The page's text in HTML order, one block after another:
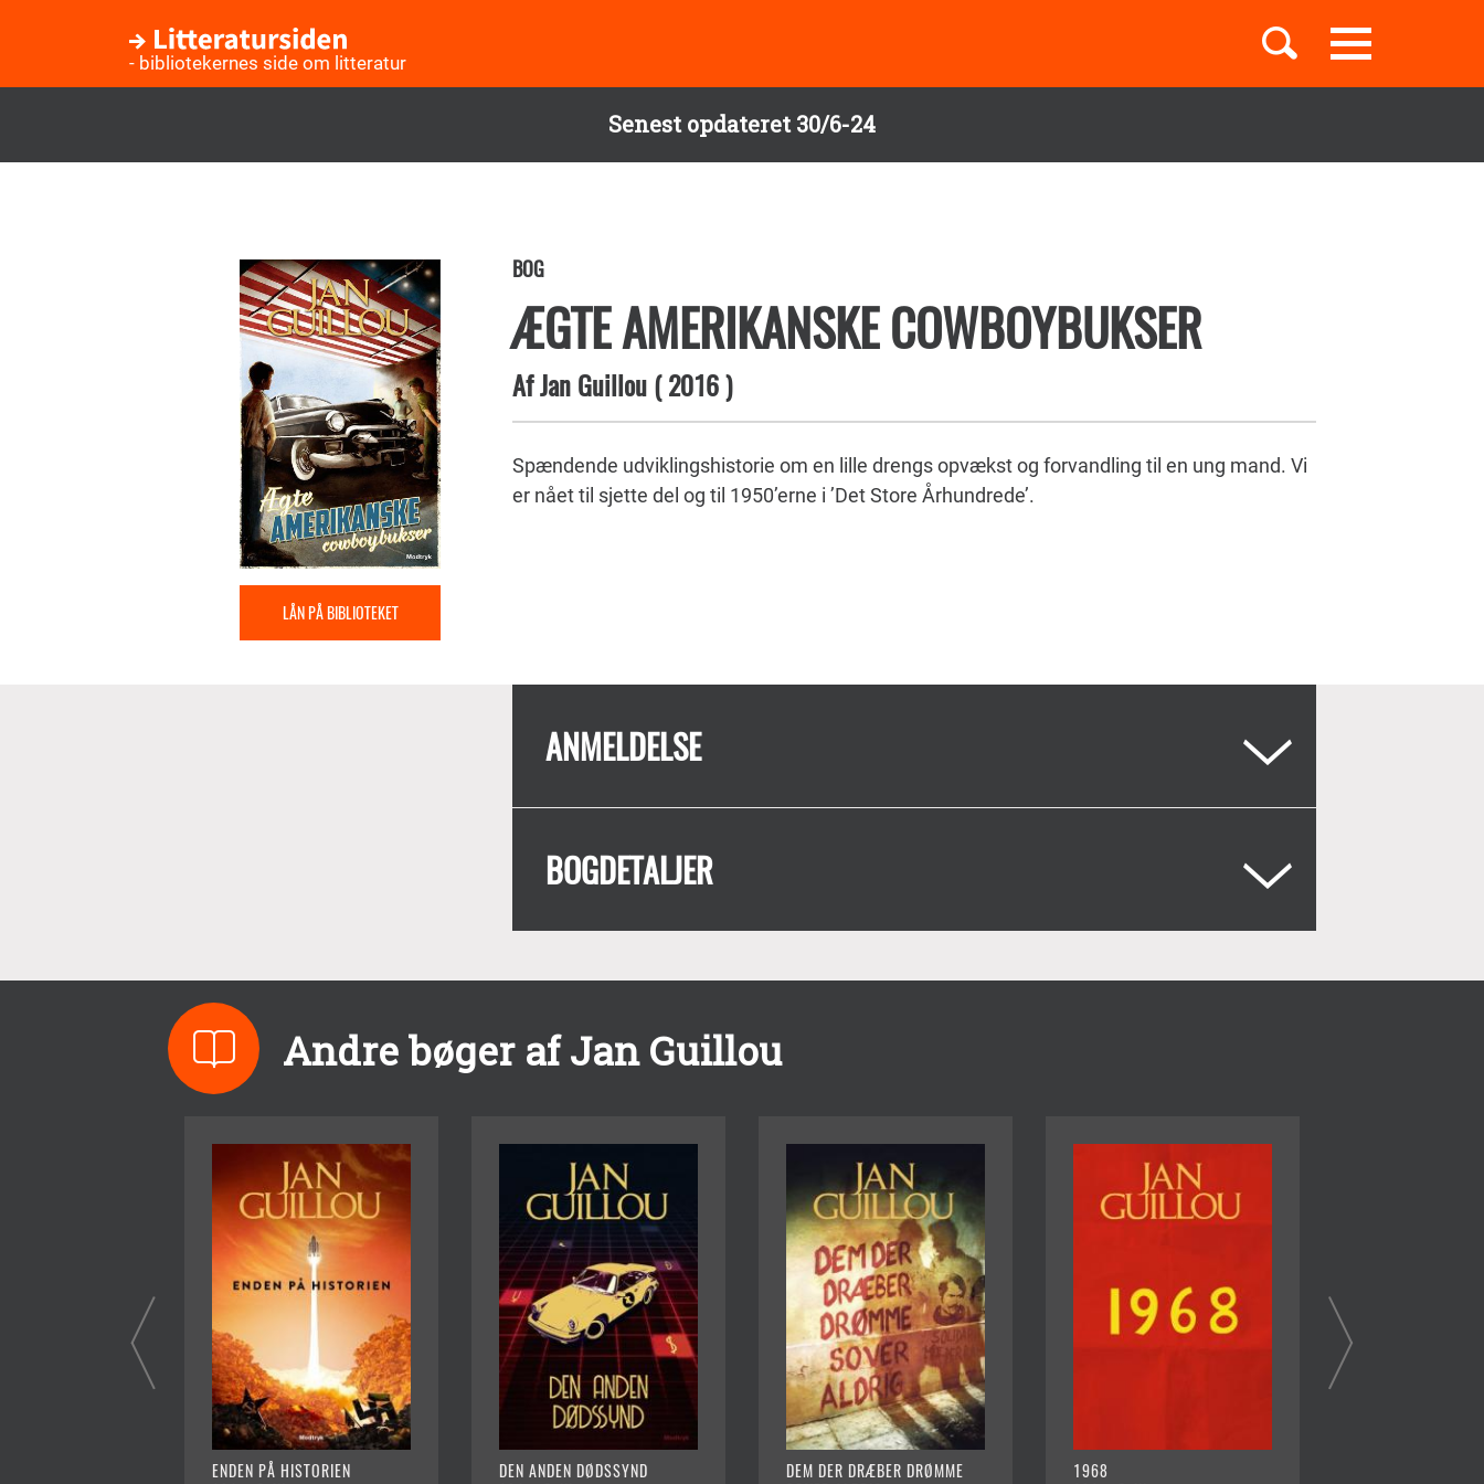
Senest opdateret 30/6-24
Toggle
navigation
- bibliotekernes side om litteratur
Børnebøger
Temaer
LÅN PÅ BIBLIOTEKET
BOG
ÆGTE AMERIKANSKE COWBOYBUKSER
AfJan Guillou(2016)
Spændende udviklingshistorie om en lille drengs opvækst og forvandling til en ung mand. Vi
er nået til sjette del og til 1950’erne i ’Det Store Århundrede’.
ANMELDELSE
BOGDETALJER
Andre bøger af Jan Guillou
ENDEN PÅ HISTORIEN
DEN ANDEN DØDSSYND
DEM DER DRÆBER DRØMME
1968